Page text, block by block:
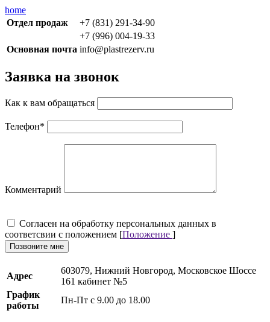
home
Отдел продаж
+7 (831) 291-34-90
+7 (996) 004-19-33
Основная почта info@plastrezerv.ru
Заявка на звонок
Как к вам обращаться
Телефон*
Комментарий
Cогласен на обработку персональных данных в
соответсвии с положением [Положение ]
Позвоните мне
Адрес
603079, Нижний Новгород, Московское Шоссе
161 кабинет №5
График
работы
Пн-Пт с 9.00 до 18.00